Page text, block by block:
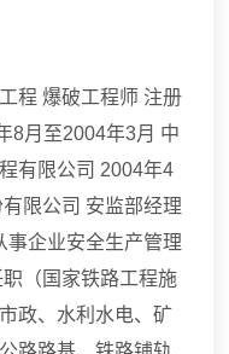
程 爆破工程师 注册
8月至2004年3月 中
有限公司 2004年4
限公司 安监部经理
事企业安全生产管理
（国家铁路工程施
政、水利水电、矿